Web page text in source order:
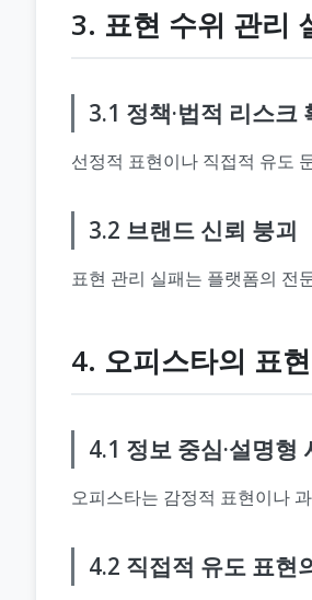
3. 표현 수위 관리
3.1 정책·법적 리스크
선정적 표현이나 직접적 유도
3.2 브랜드 신뢰 붕괴
표현 관리 실패는 플랫폼의 전
4. 오피스타의 표
4.1 정보 중심·설명형
오피스타는 감정적 표현이나
4.2 직접적 유도 표현